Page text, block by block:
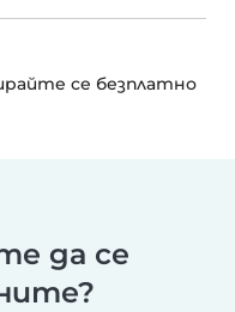
се безплатно
да се